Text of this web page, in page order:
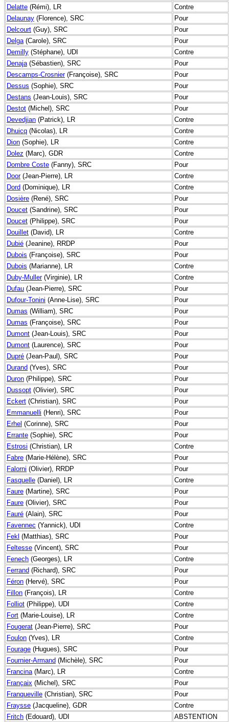
Delatte (Rémi), LR
Contre
Delaunay (Florence), SRC
Pour
Delcourt (Guy), SRC
Pour
Delga(Carole), SRC
Pour
Demilly (Stéphane), UDI
Contre
Denaja(Sébastien), SRC
Pour
Descamps-Crosnier(Françoise), SRC
Pour
Dessus (Sophie), SRC
Pour
Destans (Jean-Louis), SRC
Pour
Destot (Michel), SRC
Pour
Devedjian (Patrick), LR
Contre
Dhuicq (Nicolas), LR
Contre
Dion (Sophie), LR
Contre
Dolez (Marc), GDR
Contre
Dombre Coste (Fanny), SRC
Pour
Door(Jean-Pierre), LR
Contre
Dord (Dominique), LR
Contre
Dosière (René), SRC
Pour
Doucet (Sandrine), SRC
Pour
Doucet (Philippe), SRC
Pour
Douillet (David), LR
Contre
Dubié (Jeanine), RRDP
Pour
Dubois (Françoise), SRC
Pour
Dubois (Marianne), LR
Contre
Duby-Muller(Virginie), LR
Contre
Dufau (Jean-Pierre), SRC
Pour
Dufour-Tonini (Anne-Lise), SRC
Pour
Dumas (William), SRC
Pour
Dumas (Françoise), SRC
Pour
Dumont (Jean-Louis), SRC
Pour
Dumont (Laurence), SRC
Pour
Dupré (Jean-Paul), SRC
Pour
Durand (Yves), SRC
Pour
Duron (Philippe), SRC
Pour
Dussopt (Olivier), SRC
Pour
Eckert (Christian), SRC
Pour
Emmanuelli (Henri), SRC
Pour
Erhel (Corinne), SRC
Pour
Errante (Sophie), SRC
Pour
Estrosi (Christian), LR
Contre
Fabre (Marie-Hélène), SRC
Pour
Falorni (Olivier), RRDP
Pour
Fasquelle (Daniel), LR
Contre
Faure (Martine), SRC
Pour
Faure (Olivier), SRC
Pour
Fauré (Alain), SRC
Pour
Favennec (Yannick), UDI
Contre
Fekl (Matthias), SRC
Pour
Feltesse (Vincent), SRC
Pour
Fenech (Georges), LR
Contre
Ferrand (Richard), SRC
Pour
Féron (Hervé), SRC
Pour
Fillon (François), LR
Contre
Folliot (Philippe), UDI
Contre
Fort (Marie-Louise), LR
Contre
Fougerat (Jean-Pierre), SRC
Pour
Foulon (Yves), LR
Contre
Fourage (Hugues), SRC
Pour
Fournier-Armand (Michèle), SRC
Pour
Francina(Marc), LR
Contre
Françaix (Michel), SRC
Pour
Franqueville (Christian), SRC
Pour
Fraysse (Jacqueline), GDR
Contre
Fritch (Edouard), UDI
ABSTENTION